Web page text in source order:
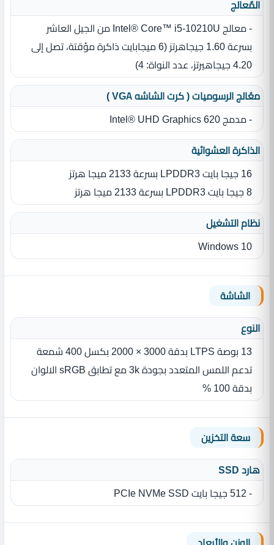
المٌعالج
- معالج Intel® Core™ i5-10210U من الجيل العاشر
بسرعة 1.60 جيجاهرتز ‏(‏6 ميجابايت ذاكرة مؤقتة، تصل إلى
4.20 جيجاهيرتز، عدد النواة‏:‏ 4‏)‏
معُالج الرسوميات ( كرت الشاشه VGA )
- مدمج Intel® UHD Graphics 620
الذاكرة العشوائية
16 جيجا بايت LPDDR3 بسرعة 2133 ميجا هرتز
8 جيجا بايت LPDDR3 بسرعة 2133 ميجا هرتز
نظام التشغيل
Windows 10
الشاشة
النوع
13 بوصة LTPS بدقة 3000 × 2000 بكسل 400 شمعة
تدعم اللمس المتعدد بجودة 3k مع تطابق sRGB الالوان
بدقة 100 %
سعة التخزين
هارد SSD
- 512 جيجا بايت PCIe NVMe SSD